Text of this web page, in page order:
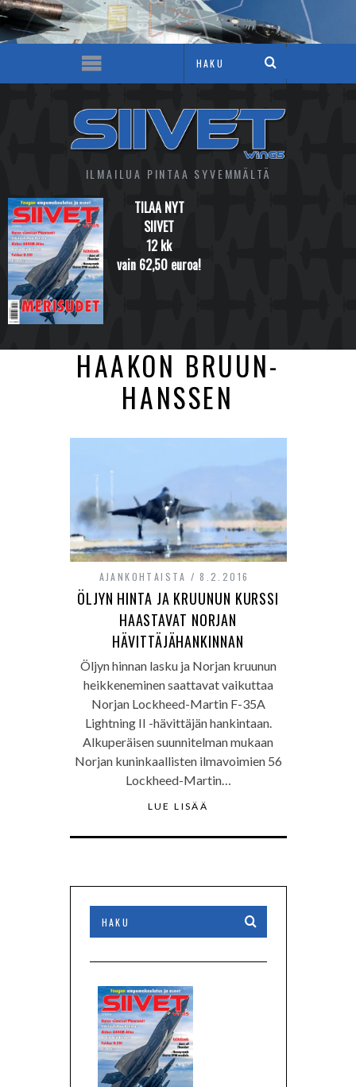
ILMAILUA PINTAA SYVEMMÄLTÄ
TILAA NYT
SIIVET
12 kk
vain 62,50 euroa!
HAAKON BRUUN-
HANSSEN
AJANKOHTAISTA 8.2.2016
ÖLJYN HINTA JA KRUUNUN KURSSI
HAASTAVAT NORJAN
HÄVITTÄJÄHANKINNAN
Öljyn hinnan lasku ja Norjan kruunun
heikkeneminen saattavat vaikuttaa
Norjan Lockheed-Martin F-35A
Lightning II -hävittäjän hankintaan.
Alkuperäisen suunnitelman mukaan
Norjan kuninkaallisten ilmavoimien 56
Lockheed-Martin…
LUE LISÄÄ